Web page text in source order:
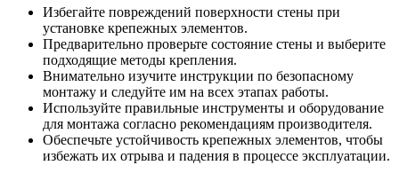
Избегайте повреждений поверхности стены при
установке крепежных элементов.
Предварительно проверьте состояние стены и выберите
подходящие методы крепления.
Внимательно изучите инструкции по безопасному
монтажу и следуйте им на всех этапах работы.
Используйте правильные инструменты и оборудование
для монтажа согласно рекомендациям производителя.
Обеспечьте устойчивость крепежных элементов, чтобы
избежать их отрыва и падения в процессе эксплуатации.